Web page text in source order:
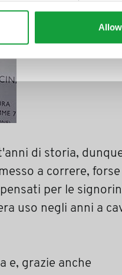
di storia,
a correre, forse
per le
uso negli anni a
e, grazie anche